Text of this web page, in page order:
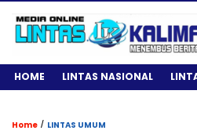
HOME LINTAS NASIONAL
Home / LINTAS UMUM